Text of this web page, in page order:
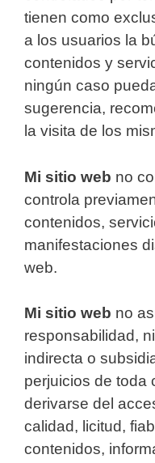
tienen como
a los usuarios la
contenidos y
ningún caso
sugerencia,
la visita de los
Mi sitio web no
controla
contenidos,
manifestaciones
web.
Mi sitio web no
responsabilidad,
indirecta o
perjuicios de toda
derivarse del
calidad, licitud,
contenidos,